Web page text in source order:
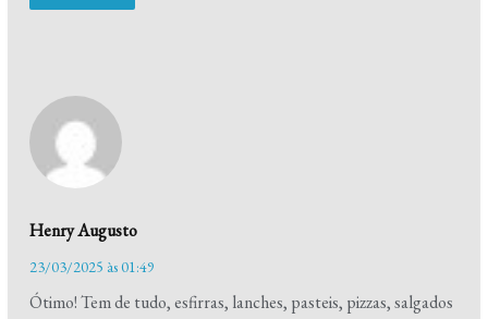
Henry Augusto
23/03/2025 às 01:49
Ótimo! Tem de tudo, esfirras, lanches, pasteis, pizzas, salgados